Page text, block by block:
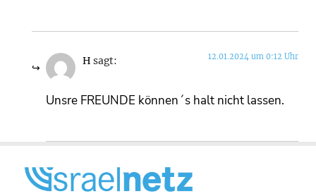
H sagt: 12.01.2024 um 0:12 Uhr
Unsre FREUNDE können´s halt nicht lassen.